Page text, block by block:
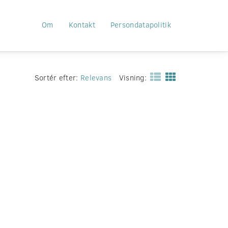
Om Kontakt Persondatapolitik
Sortér efter: Relevans Visning: